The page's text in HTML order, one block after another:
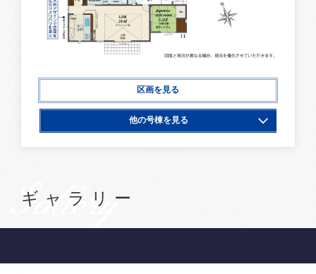
区画を見る
他の号棟を見る
ギャラリー